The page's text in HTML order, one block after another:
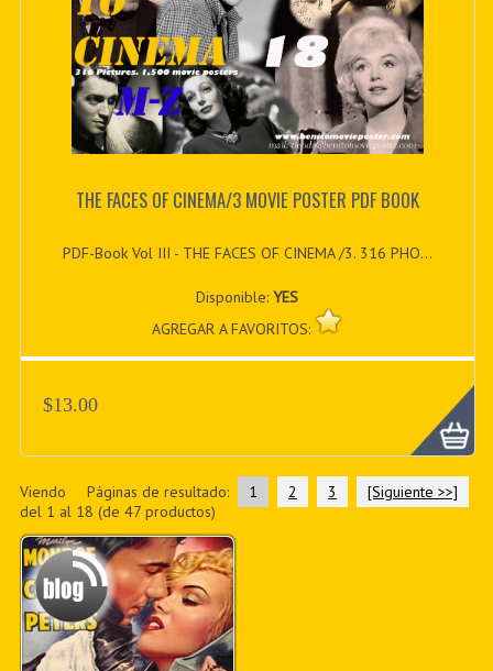
THE FACES OF CINEMA/3 MOVIE POSTER PDF BOOK
PDF-Book Vol III - THE FACES OF CINEMA /3. 316 PHO...
Disponible:YES
AGREGAR A FAVORITOS:
$13.00
Páginas de resultado: 1 2 3 [Siguiente >>]
Viendo
del 1 al 18 (de 47productos)